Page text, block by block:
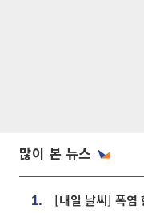
많이 본 뉴스
1.